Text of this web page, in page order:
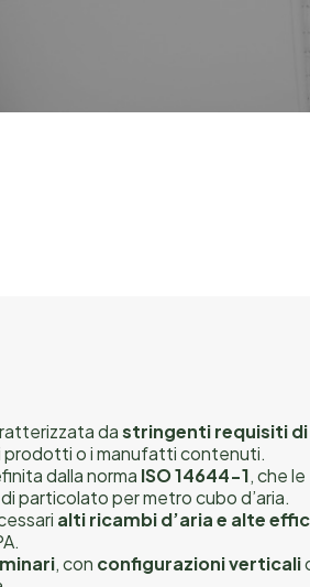
Enertech Solution
dastringenti requisiti di
prodotti o i manufatti contenuti.
dalla norma ISO 14644-1, che le
particolato per metro cubo d’aria.
alti ricambi d’aria e alte
, con configurazioni verticali